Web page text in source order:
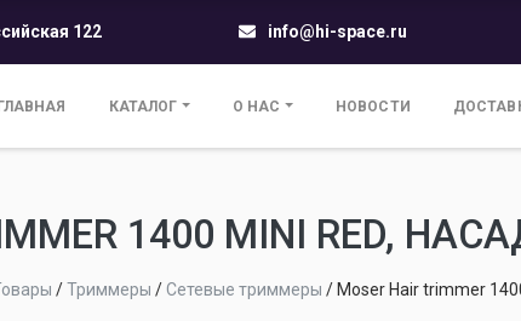
122 info@hi-space.ru
КАТАЛОГ О НАС НОВОСТИ
1400 MINI RED,
/Триммеры /Сетевые триммеры / Moser Hair trimmer